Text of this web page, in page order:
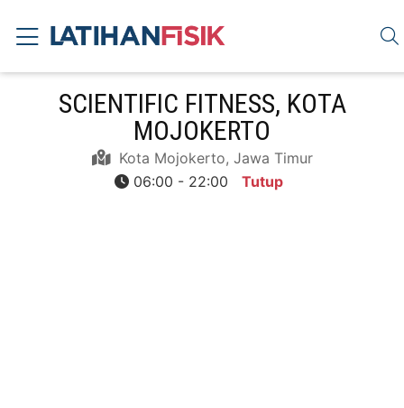
SCIENTIFIC FITNESS, KOTA
MOJOKERTO
Kota Mojokerto, Jawa Timur
06:00 - 22:00
Tutup